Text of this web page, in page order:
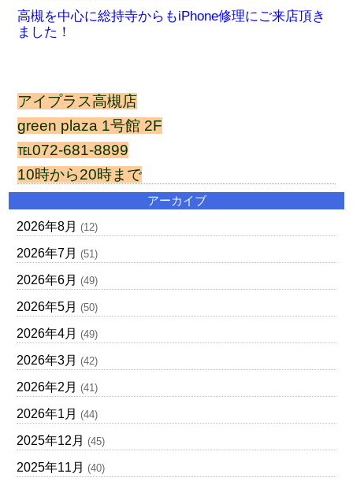
高槻を中心に総持寺からもiPhone修理にご来店頂き
ました！
アイプラス高槻店
green plaza 1号館 2F
℡072-681-8899
10時から20時まで
アーカイブ
2026年8月 (12)
2026年7月 (51)
2026年6月 (49)
2026年5月 (50)
2026年4月 (49)
2026年3月 (42)
2026年2月 (41)
2026年1月 (44)
2025年12月 (45)
2025年11月 (40)